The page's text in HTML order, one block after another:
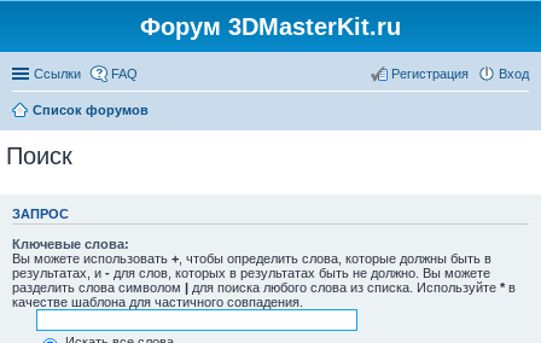
Форум 3DMasterKit.ru
Ссылки FAQ Вход
Регистрация
Список форумов
Поиск
ЗАПРОС
Ключевые слова:
Вы можете использовать + , чтобы определить слова, которые должны быть в
результатах, и - для слов, которых в результатах быть не должно. Вы можете
разделить слова символом | для поиска любого слова из списка. Используйте * в
качестве шаблона для частичного совпадения.